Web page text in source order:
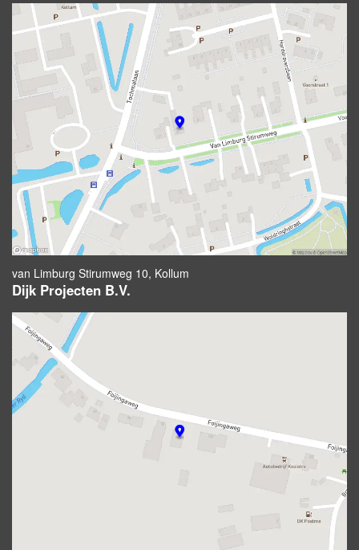
van Limburg Stirumweg 10, Kollum
Dijk Projecten B.V.